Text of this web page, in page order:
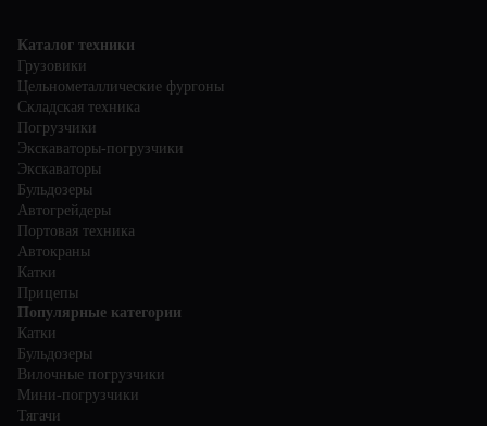
Каталог техники
Грузовики
Цельнометаллические фургоны
Складская техника
Погрузчики
Экскаваторы-погрузчики
Экскаваторы
Бульдозеры
Автогрейдеры
Портовая техника
Автокраны
Катки
Прицепы
Популярные категории
Катки
Бульдозеры
Вилочные погрузчики
Мини-погрузчики
Тягачи